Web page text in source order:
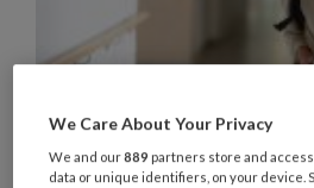
We Care About Your Privacy
We and our889 partners store and
data or unique identifiers, on your device.